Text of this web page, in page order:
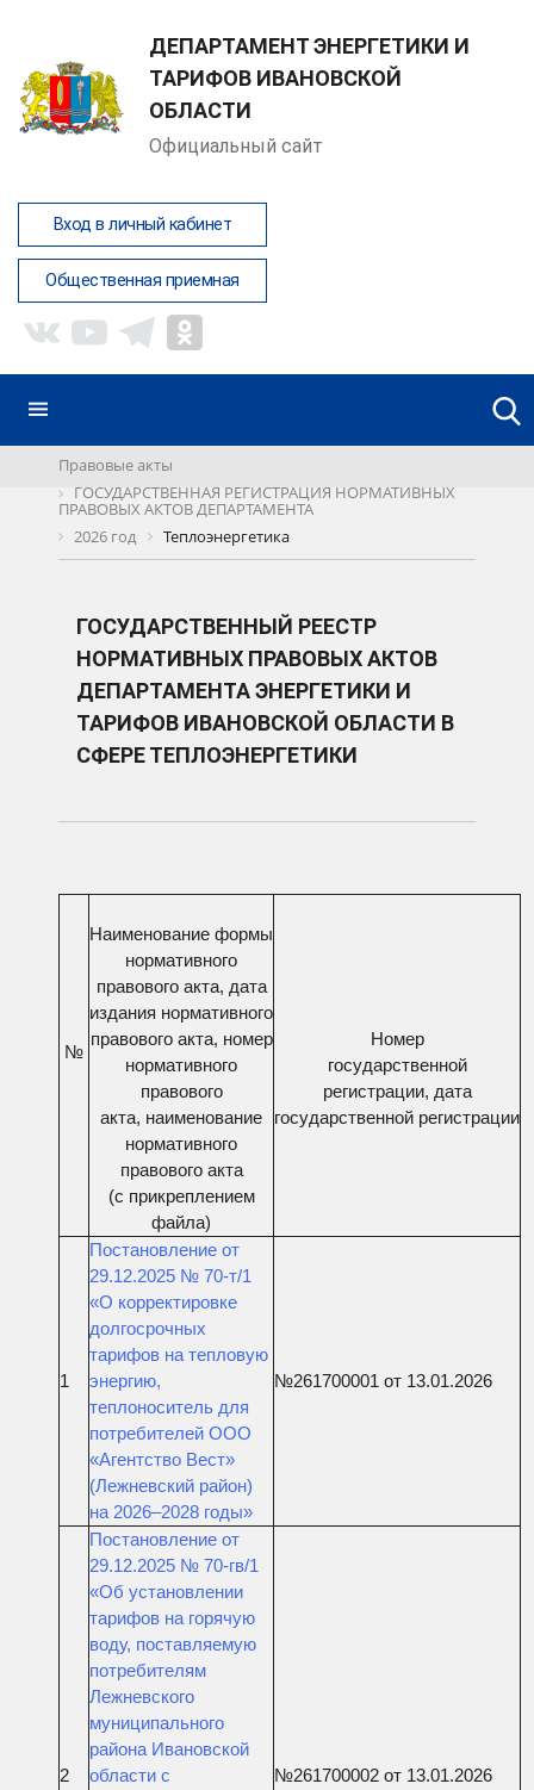
ДЕПАРТАМЕНТ ЭНЕРГЕТИКИ И
ТАРИФОВ ИВАНОВСКОЙ
ОБЛАСТИ
Официальный сайт
Вход в личный кабинет
Общественная приемная
Правовые акты
ГОСУДАРСТВЕННАЯ РЕГИСТРАЦИЯ НОРМАТИВНЫХ
ПРАВОВЫХ АКТОВ ДЕПАРТАМЕНТА
2026 год
Теплоэнергетика
ГОСУДАРСТВЕННЫЙ РЕЕСТР
НОРМАТИВНЫХ ПРАВОВЫХ АКТОВ
ДЕПАРТАМЕНТА ЭНЕРГЕТИКИ И
ТАРИФОВ ИВАНОВСКОЙ ОБЛАСТИ В
СФЕРЕ ТЕПЛОЭНЕРГЕТИКИ
№
Наименование формы
нормативного
правового акта, дата
издания нормативного
правового акта, номер
нормативного
правового
акта, наименование
нормативного
правового акта
(с прикреплением
файла)
Номер
государственной
регистрации, дата
государственной регистрации
1
Постановление от
29.12.2025 № 70-т/1
«О корректировке
долгосрочных
тарифов на тепловую
энергию,
теплоноситель для
потребителей ООО
«Агентство Вест»
(Лежневский район)
на 2026–2028 годы»
№261700001 от 13.01.2026
2
Постановление от
29.12.2025 № 70-гв/1
«Об установлении
тарифов на горячую
воду, поставляемую
потребителям
Лежневского
муниципального
района Ивановской
области с
№261700002 от 13.01.2026